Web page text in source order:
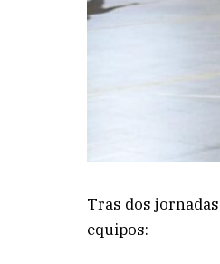
Tras dos
equipos: